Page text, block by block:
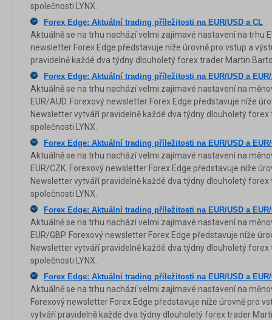
společnosti LYNX.
Forex Edge: Aktuální trading příležitosti na EUR/USD a CL
Aktuálně se na trhu nachází velmi zajímavé nastavení na trhu
newsletter Forex Edge představuje níže úrovně pro vstup a
pravidelně každé dva týdny dlouholetý forex trader Martin
Forex Edge: Aktuální trading příležitosti na EUR/USD a EUR/
Aktuálně se na trhu nachází velmi zajímavé nastavení na
EUR/AUD. Forexový newsletter Forex Edge představuje níže
Newsletter vytváří pravidelně každé dva týdny dlouholetý
společnosti LYNX.
Forex Edge: Aktuální trading příležitosti na EUR/USD a
Aktuálně se na trhu nachází velmi zajímavé nastavení na
EUR/CZK. Forexový newsletter Forex Edge představuje níže
Newsletter vytváří pravidelně každé dva týdny dlouholetý
společnosti LYNX.
Forex Edge: Aktuální trading příležitosti na EUR/USD a
Aktuálně se na trhu nachází velmi zajímavé nastavení na
EUR/GBP. Forexový newsletter Forex Edge představuje níže
Newsletter vytváří pravidelně každé dva týdny dlouholetý
společnosti LYNX.
Forex Edge: Aktuální trading příležitosti na EUR/USD a EUR/
Aktuálně se na trhu nachází velmi zajímavé nastavení na
Forexový newsletter Forex Edge představuje níže úrovně pro
vytváří pravidelně každé dva týdny dlouholetý forex trader